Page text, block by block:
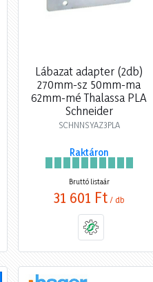
Lábazat adapter (2db)
270mm-sz 50mm-ma
62mm-mé Thalassa PLA
Schneider
SCHNNSYAZ3PLA
Raktáron
Bruttó listaár
31 601 Ft / db